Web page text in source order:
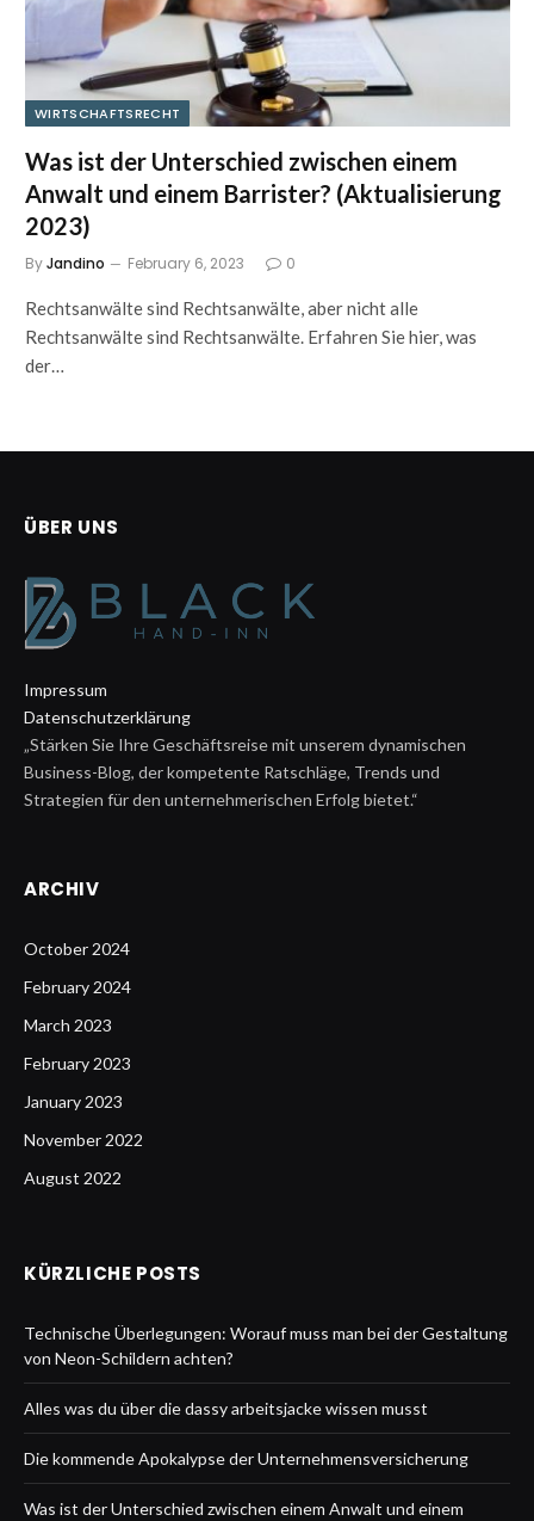
WIRTSCHAFTSRECHT
Was ist der Unterschied zwischen einem
Anwalt und einem Barrister? (Aktualisierung
2023)
ByJandino February 6, 2023 0
Rechtsanwälte sind Rechtsanwälte, aber nicht alle
Rechtsanwälte sind Rechtsanwälte. Erfahren Sie hier, was
der…
ÜBER UNS
Impressum
Datenschutzerklärung
„Stärken Sie Ihre Geschäftsreise mit unserem dynamischen
Business-Blog, der kompetente Ratschläge, Trends und
Strategien für den unternehmerischen Erfolg bietet.“
ARCHIV
October 2024
February 2024
March 2023
February 2023
January 2023
November 2022
August 2022
KÜRZLICHE POSTS
Technische Überlegungen: Worauf muss man bei der Gestaltung
von Neon-Schildern achten?
Alles was du über die dassy arbeitsjacke wissen musst
Die kommende Apokalypse der Unternehmensversicherung
Was ist der Unterschied zwischen einem Anwalt und einem